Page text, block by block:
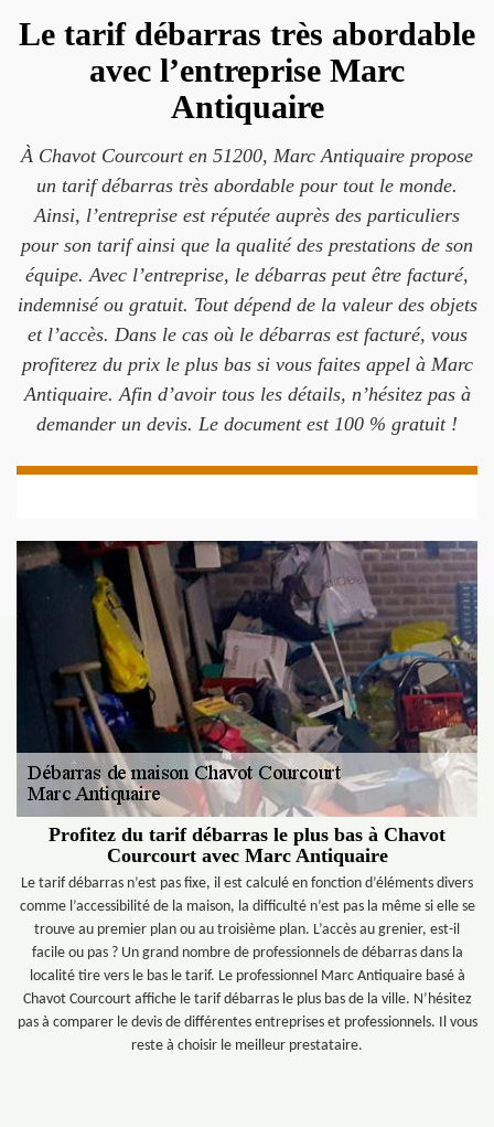
Le tarif débarras très abordable
avec l’entreprise Marc
Antiquaire
À Chavot Courcourt en 51200, Marc Antiquaire propose
un tarif débarras très abordable pour tout le monde.
Ainsi, l’entreprise est réputée auprès des particuliers
pour son tarif ainsi que la qualité des prestations de son
équipe. Avec l’entreprise, le débarras peut être facturé,
indemnisé ou gratuit. Tout dépend de la valeur des objets
et l’accès. Dans le cas où le débarras est facturé, vous
profiterez du prix le plus bas si vous faites appel à Marc
Antiquaire. Afin d’avoir tous les détails, n’hésitez pas à
demander un devis. Le document est 100 % gratuit !
Profitez du tarif débarras le plus bas à Chavot
Courcourt avec Marc Antiquaire
Le tarif débarras n’est pas fixe, il est calculé en fonction d’éléments divers
comme l’accessibilité de la maison, la difficulté n’est pas la même si elle se
trouve au premier plan ou au troisième plan. L’accès au grenier, est-il
facile ou pas ? Un grand nombre de professionnels de débarras dans la
localité tire vers le bas le tarif. Le professionnel Marc Antiquaire basé à
Chavot Courcourt affiche le tarif débarras le plus bas de la ville. N’hésitez
pas à comparer le devis de différentes entreprises et professionnels. Il vous
reste à choisir le meilleur prestataire.